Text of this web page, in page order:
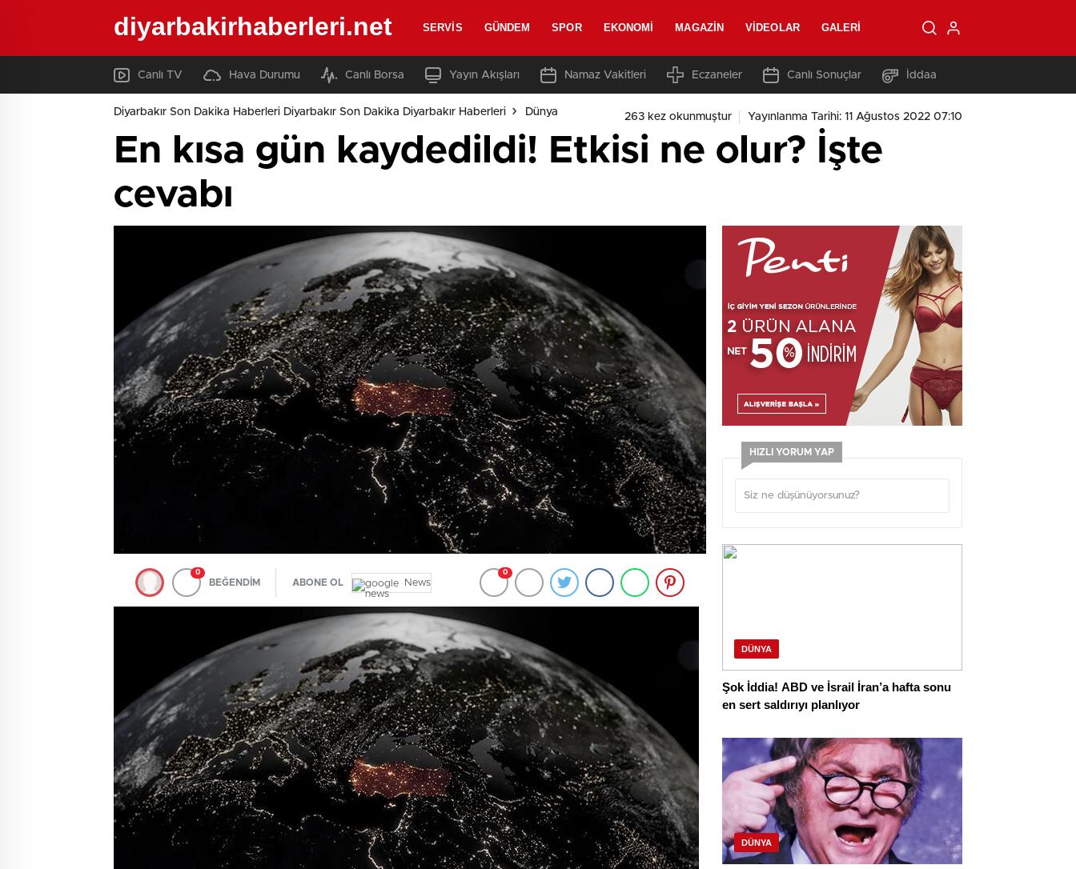
diyarbakirhaberleri.net SERVIS GÜNDEM SPOR EKONOMI MAGAZIN VIDEOLAR GALERI
Canlı TV Hava Durumu Canlı Borsa Yayın Akışları Namaz Vakitleri Eczaneler Canlı Sonuçlar İddaa
Diyarbakır Son Dakika Haberleri Diyarbakır Son Dakika Diyarbakır Haberleri Dünya 263 kez okunmuştur Yayınlanma Tarihi: 11 Ağustos 2022 07:10
En kısa gün kaydedildi! Etkisi ne olur? İşte
cevabı
0
BEĞENDİM ABONE OL News
0
HIZLI YORUM YAP
DÜNYA
Şok İddia! ABD ve İsrail İran’a hafta sonu
en sert saldırıyı planlıyor
DÜNYA